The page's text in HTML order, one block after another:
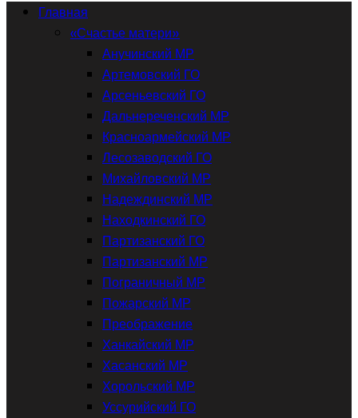
Главная
«Счастье матери»
Анучинский МР
Артемовский ГО
Арсеньевский ГО
Дальнереченский МР
Красноармейский МР
Лесозаводский ГО
Михайловский МР
Надеждинский МР
Находкинский ГО
Партизанский ГО
Партизанский МР
Пограничный МР
Пожарский МР
Преображение
Ханкайский МР
Хасанский МР
Хорольский МР
Уссурийский ГО